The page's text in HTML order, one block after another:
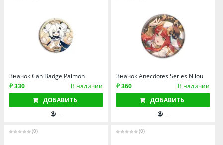
Самарская область
Саратовская область
Свердловская область
Ставропольский край
Тамбовская область
Татарстан
Тверская область
Значок Can Badge Paimon
₽ 330
В наличии
ДОБАВИТЬ
-
Значок Anecdotes Series Nilou
₽ 360
В наличии
ДОБАВИТЬ
-
(0) (0)